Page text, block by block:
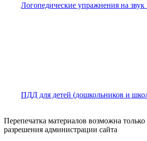
Логопедические упражнения на звук
ПДД для детей (дошкольников и
Перепечатка материалов возможна
разрешения администрации сайта